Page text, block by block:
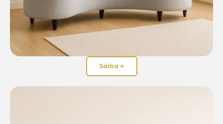
Saiba +